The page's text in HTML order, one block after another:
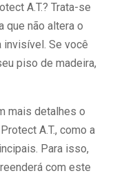
A.T.? Trata-se
que não altera o
invisível. Se você
piso de madeira,
mais detalhes o
A.T., como a
Para isso,
com este